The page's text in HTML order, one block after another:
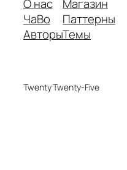
О нас
ЧаВо
Авторы
Магазин
Паттерны
Темы
Twenty Twenty-Five